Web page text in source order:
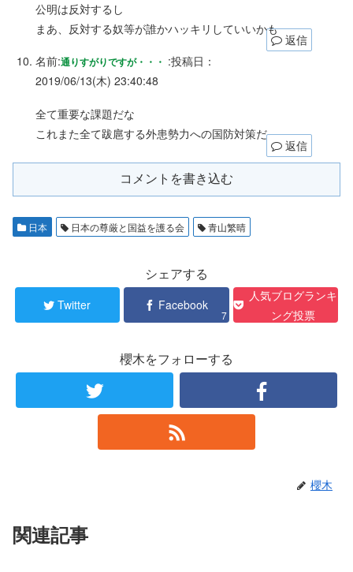
公明は反対するし
まあ、反対する奴等が誰かハッキリしていいかも
返信
名前:通りすがりですが・・・ :投稿日：
2019/06/13(木) 23:40:48
全て重要な課題だな
これまた全て跋扈する外患勢力への国防対策だ
返信
コメントを書き込む
日本 日本の尊厳と国益を護る会 青山繁晴
シェアする
Twitter Facebook
7
人気ブログランキ
ング投票
櫻木をフォローする
櫻木
関連記事